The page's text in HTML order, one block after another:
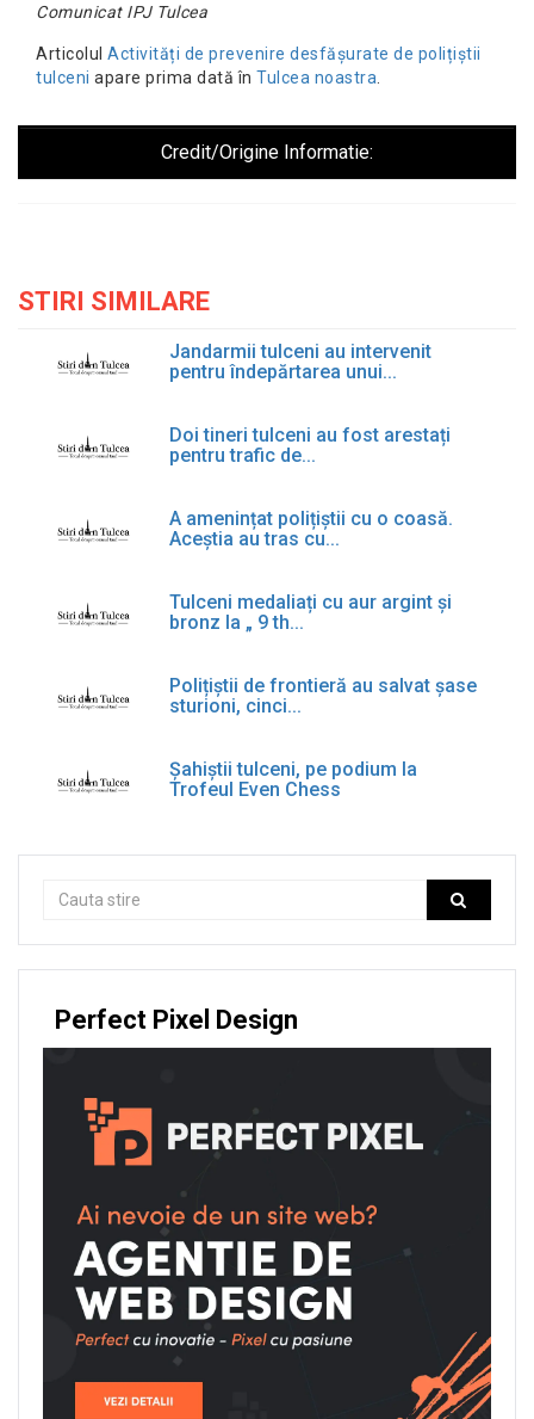
Comunicat IPJ Tulcea
Articolul Activități de prevenire desfășurate de polițiștii
tulceni apare prima dată în Tulcea noastra
Credit/Origine Informatie:
STIRI SIMILARE
Jandarmii tulceni au intervenit
pentru îndepărtarea unui...
Doi tineri tulceni au fost arestați
pentru trafic de...
A amenințat polițiștii cu o coasă.
Aceștia au tras cu...
Tulceni medaliați cu aur argint și
bronz la „ 9 th...
Polițiștii de frontieră au salvat șase
sturioni, cinci...
Șahiștii tulceni, pe podium la
Trofeul Even Chess
Perfect Pixel Design